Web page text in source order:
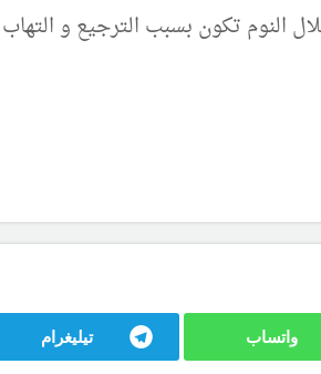
النوم تكون بسبب الترجيع و
واتساب تيليغرام